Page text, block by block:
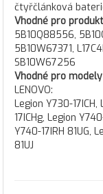
čtyřčlánková
Vhodné pro
5B10Q88556,
5B10W67371,
SB10W67256
Vhodné pro
LENOVO:
Legion Y730-17ICH,
17ICHg, Legion
Y740-17IRH 81UG,
81UJ